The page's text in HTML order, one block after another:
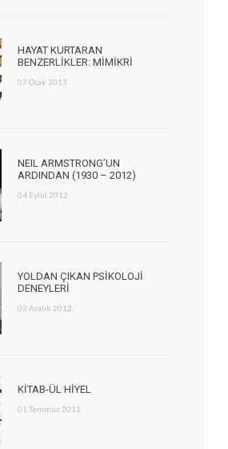
HAYAT KURTARAN
BENZERLİKLER: MİMİKRİ
07 Ocak 2013
NEIL ARMSTRONG’UN
ARDINDAN (1930 – 2012)
04 Eylül 2012
YOLDAN ÇIKAN PSİKOLOJİ
DENEYLERİ
03 Aralık 2012
KİTAB-ÜL HİYEL
01 Temmuz 2013